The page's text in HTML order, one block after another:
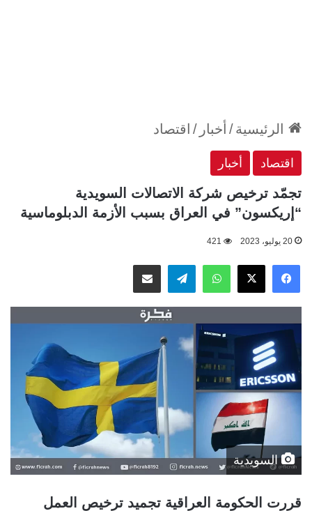
الرئيسية/ أخبار / اقتصاد
اقتصاد أخبار
تجمّد ترخيص شركة الاتصالات السويدية
“إريكسون” في العراق بسبب الأزمة الدبلوماسية
20 يوليو، 2023 421
فيسبوك
‫X واتسابتيلقراممشاركة عبر البريد
السويدية
قررت الحكومة العراقية تجميد ترخيص العمل